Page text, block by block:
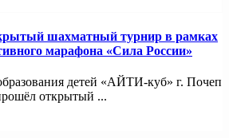
шахматный турнир в рамках
марафона «Сила России»
детей «АЙТИ-куб» г. Почеп
открытый ...